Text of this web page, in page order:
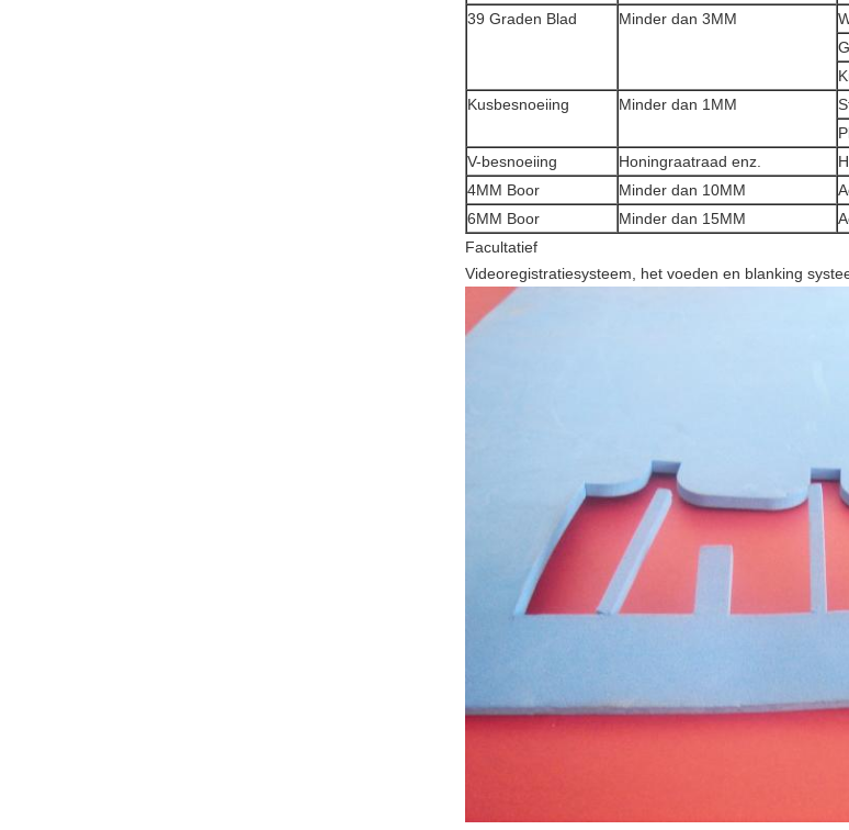
39 Graden Blad
Minder dan 3MM
Kusbesnoeiing
Minder dan 1MM
V-besnoeiing
Honingraatraad enz.
4MM Boor
Minder dan 10MM
6MM Boor
Minder dan 15MM
Facultatief
Videoregistratiesysteem, het voeden en blanking